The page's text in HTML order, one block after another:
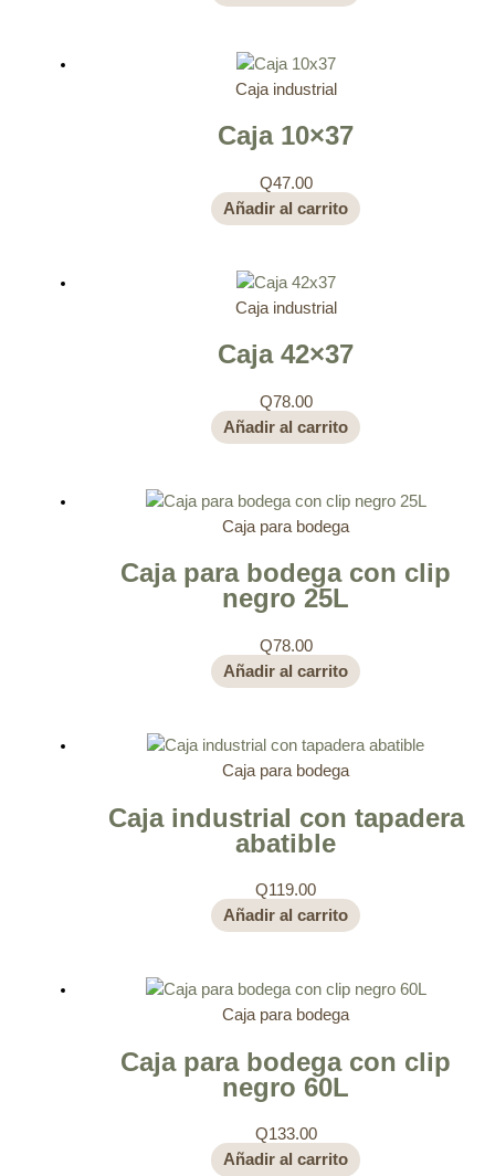
Caja industrial
Caja 10×37
Q47.00
Añadir al carrito
Caja industrial
Caja 42×37
Q78.00
Añadir al carrito
Caja para bodega
Caja para bodega con clip
negro 25L
Q78.00
Añadir al carrito
Caja para bodega
Caja industrial con tapadera
abatible
Q119.00
Añadir al carrito
Caja para bodega
Caja para bodega con clip
negro 60L
Q133.00
Añadir al carrito